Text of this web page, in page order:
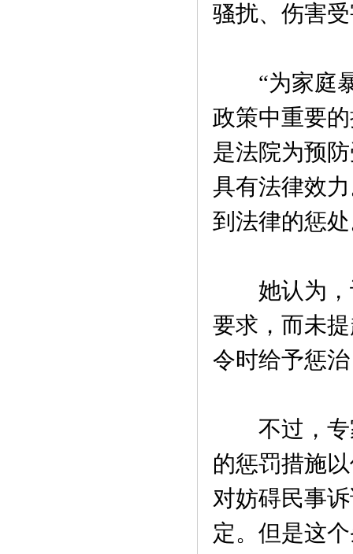
骚扰、伤害
“为家庭暴
政策中重要
是法院为预
具有法律效
到法律的惩
她认为，
要求，而未
令时给予惩
不过，专
的惩罚措施
对妨碍民事
定。但是这